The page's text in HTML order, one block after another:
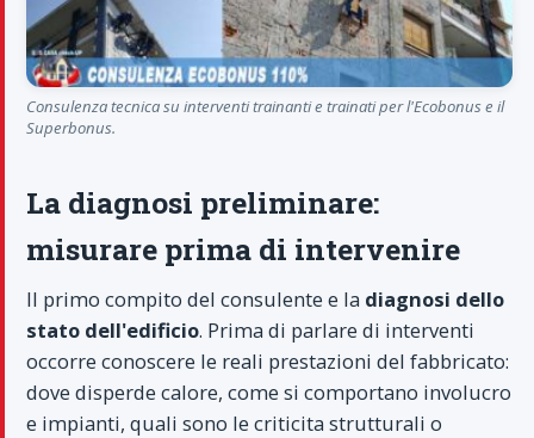
Consulenza tecnica su interventi trainanti e trainati per l'Ecobonus e il
Superbonus.
La diagnosi preliminare:
misurare prima di intervenire
Il primo compito del consulente e la diagnosi dello
stato dell'edificio. Prima di parlare di interventi
occorre conoscere le reali prestazioni del fabbricato:
dove disperde calore, come si comportano involucro
e impianti, quali sono le criticita strutturali o